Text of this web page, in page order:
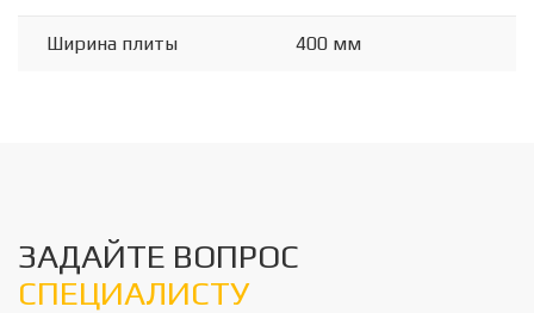
Ширина плиты 400 мм
ЗАДАЙТЕ ВОПРОС
СПЕЦИАЛИСТУ